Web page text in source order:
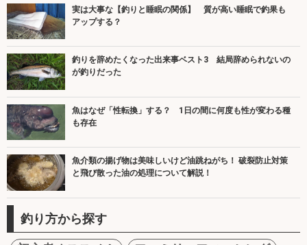
実は大事な【釣りと睡眠の関係】 質が高い睡眠で釣果も
アップする？
釣りを辞めたくなった出来事ベスト3 結局辞められないの
が釣りだった
魚はなぜ「性転換」する？ 1日の間に何度も性が変わる種
も存在
魚介類の揚げ物は美味しいけど油跳ねがち！ 破裂防止対策
と飛び散った油の処理について解説！
釣り方から探す